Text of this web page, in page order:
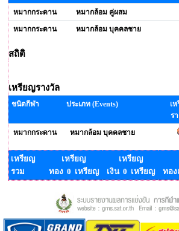
หมากกระดาน
หมากล้อม คู่ผสม
หมากกระดาน
หมากล้อม บุคคลชาย
สถิติ
เหรียญรางวัล
ชนิดกีฬา ประเภท (Events)
เ
ร
หมากกระดาน หมากล้อม บุคคลชาย
เหรียญ
รวม
เหรียญ
ทอง 0 เหรียญ
เหรียญ
เงิน 0 เหรียญ
ทอ